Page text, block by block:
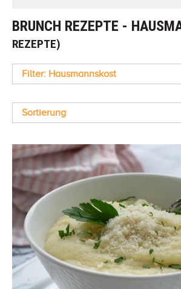
BRUNCH REZEPTE -
REZEPTE)
Filter: Hausmannskost
Sortierung